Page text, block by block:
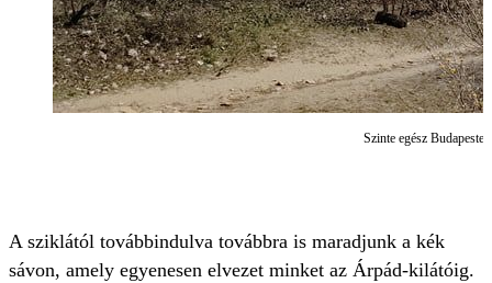
Szinte egész
A sziklától továbbindulva továbbra is maradjunk a kék
sávon, amely egyenesen elvezet minket az Árpád-kilátóig.